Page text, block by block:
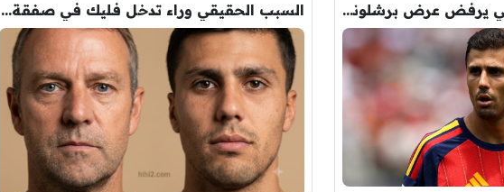
عاجل : مانشستر سيتي يرفض عرض برشلونة الاول لضم رودري.. ويسخر من قيمته السبب الحقيقي وراء تدخل فليك في صفقة رودري